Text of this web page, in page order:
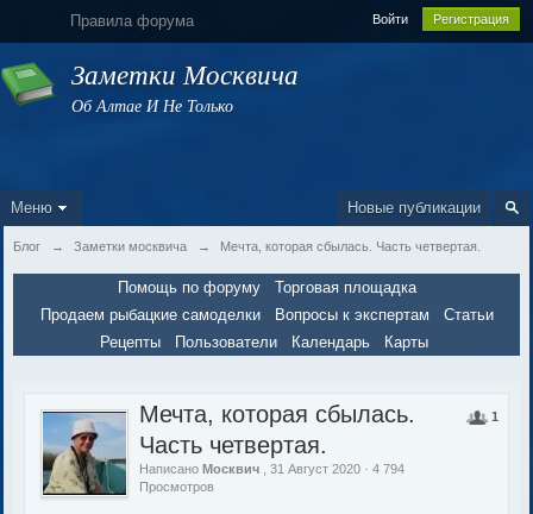
Правила форума Войти Регистрация
Заметки Москвича
Об Алтае И Не Только
Новые публикации
Меню
Блог → Заметки москвича → Мечта, которая сбылась. Часть четвертая.
Помощь по форуму
Торговая площадка
Продаем рыбацкие самоделки
Вопросы к экспертам
Статьи
Рецепты
Пользователи Календарь Карты
1
Мечта, которая сбылась.
Часть четвертая.
НаписаноМосквич
, 31 Август 2020 · 4 794
Просмотров